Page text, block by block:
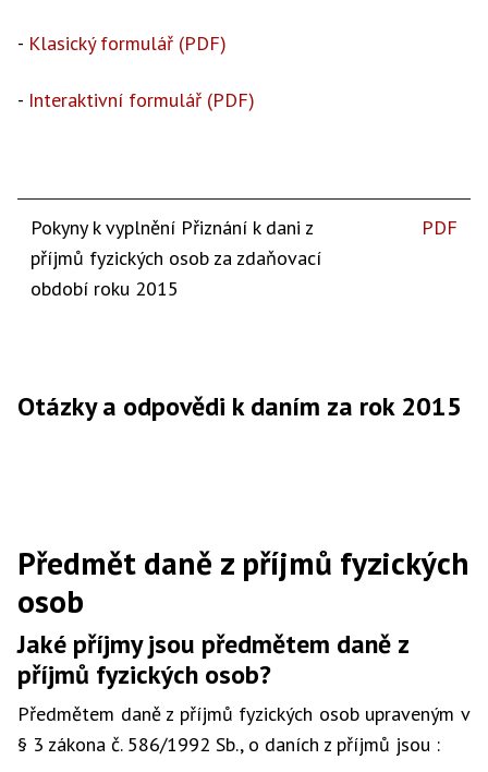
- Klasický formulář (PDF)
- Interaktivní formulář (PDF)
Pokyny k vyplnění Přiznání k dani z
příjmů fyzických osob za zdaňovací
období roku 2015
PDF
Otázky a odpovědi k daním za rok 2015
Předmět daně z příjmů fyzických
osob
Jaké příjmy jsou předmětem daně z
příjmů fyzických osob?
Předmětem daně z příjmů fyzických osob upraveným v
§ 3 zákona č. 586/1992 Sb., o daních z příjmů jsou :